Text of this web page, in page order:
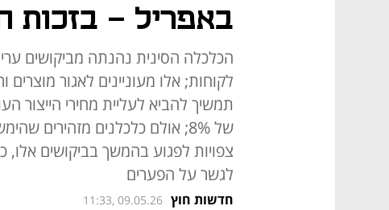
באפריל - בזכות
הכלכלה הסינית נהנתה מביקושים
לקוחות; אלו מעוניינים לאגור
תמשיך להביא לעליית מחירי הייצור
של 8%; אולם כלכלנים מזהירים
צפויות לפגוע בהמשך בביקושים
לגשר על הפערים
חדשות חוץ 11:33, 09.05.26